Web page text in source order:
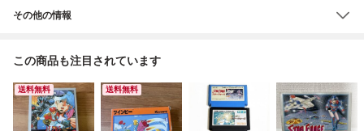
その他の情報
この商品も注目されています
送料無料 送料無料